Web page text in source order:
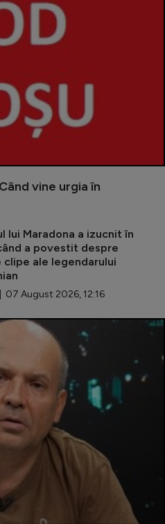
vine urgia în
lui Maradona a izucnit în
a povestit despre
clipe ale legendarului
07 August 2026, 12:16